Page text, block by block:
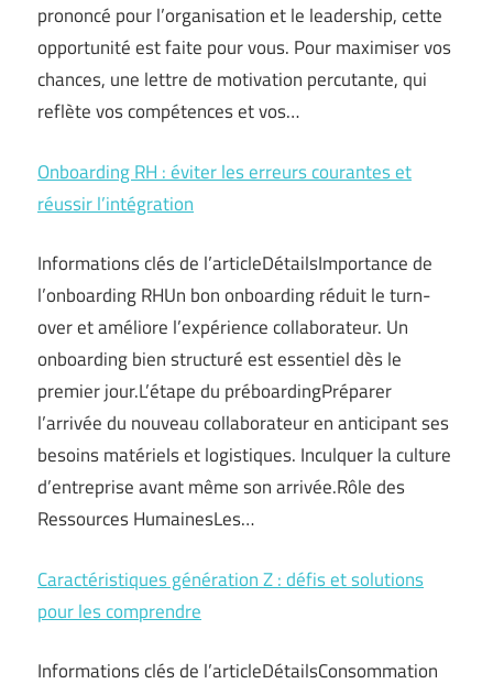
prononcé pour l’organisation et le leadership, cette
opportunité est faite pour vous. Pour maximiser vos
chances, une lettre de motivation percutante, qui
reflète vos compétences et vos…
Onboarding RH : éviter les erreurs courantes et
réussir l’intégration
Informations clés de l’articleDétailsImportance de
l’onboarding RHUn bon onboarding réduit le turn-
over et améliore l’expérience collaborateur. Un
onboarding bien structuré est essentiel dès le
premier jour.L’étape du préboardingPréparer
l’arrivée du nouveau collaborateur en anticipant ses
besoins matériels et logistiques. Inculquer la culture
d’entreprise avant même son arrivée.Rôle des
Ressources HumainesLes…
Caractéristiques génération Z : défis et solutions
pour les comprendre
Informations clés de l’articleDétailsConsommation